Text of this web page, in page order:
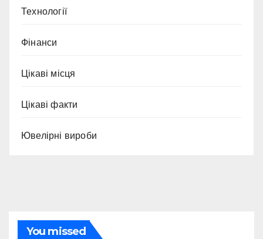
Технології
Фінанси
Цікаві місця
Цікаві факти
Ювелірні вироби
You missed